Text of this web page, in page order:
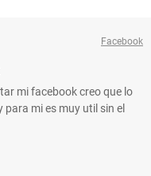
Facebook
mi facebook creo que lo
mi es muy util sin el